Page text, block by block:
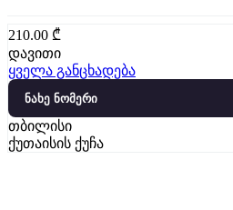
210.00 ₾
დავითი
ყველა განცხადება
ნახე ნომერი
თბილისი
ქუთაისის ქუჩა